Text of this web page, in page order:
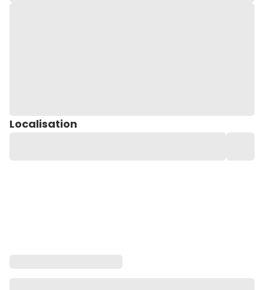
Localisation